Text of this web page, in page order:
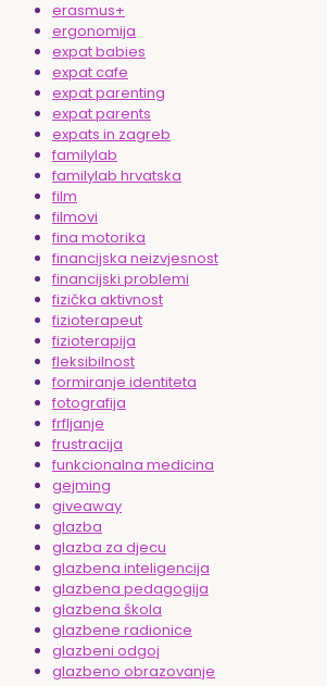
erasmus+
ergonomija
expat babies
expat cafe
expat parenting
expat parents
expats in zagreb
familylab
familylab hrvatska
film
filmovi
fina motorika
financijska neizvjesnost
financijski problemi
fizička aktivnost
fizioterapeut
fizioterapija
fleksibilnost
formiranje identiteta
fotografija
frfljanje
frustracija
funkcionalna medicina
gejming
giveaway
glazba
glazba za djecu
glazbena inteligencija
glazbena pedagogija
glazbena škola
glazbene radionice
glazbeni odgoj
glazbeno obrazovanje